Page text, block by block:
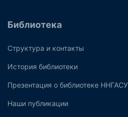
Библиотека
Структура и контакты
История библиотеки
Презентация о библиотеке ННГАСУ
Наши публикации